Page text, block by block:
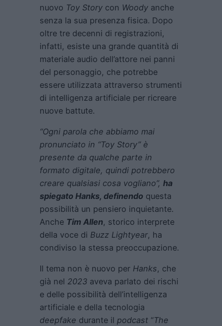
nuovo Toy Story con Woody anche
senza la sua presenza fisica. Dopo
oltre tre decenni di registrazioni,
infatti, esiste una grande quantità di
materiale audio dell’attore nei panni
del personaggio, che potrebbe
essere utilizzata attraverso strumenti
di intelligenza artificiale per ricreare
nuove battute.
“Ogni parola che abbiamo mai
pronunciato in “Toy Story” è
presente da qualche parte in
formato digitale, quindi potrebbero
creare qualsiasi cosa vogliano”, ha
spiegato Hanks, definendo questa
possibilità un pensiero inquietante.
Anche Tim Allen, storico interprete
della voce di Buzz Lightyear, ha
condiviso la stessa preoccupazione.
Il tema non è nuovo per Hanks, che
già nel 2023 aveva parlato dei rischi
e delle possibilità dell’intelligenza
artificiale e della tecnologia
deepfake durante il podcast “The